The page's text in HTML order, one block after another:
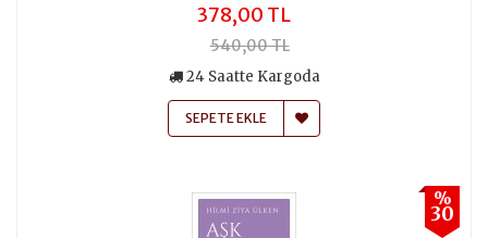
378,00 TL
540,00 TL
24 Saatte Kargoda
SEPETE EKLE
%
30